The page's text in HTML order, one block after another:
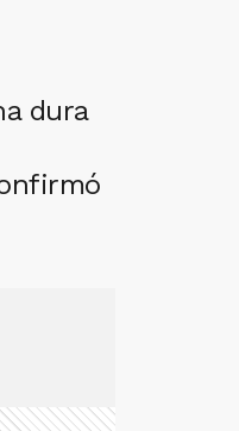
dura